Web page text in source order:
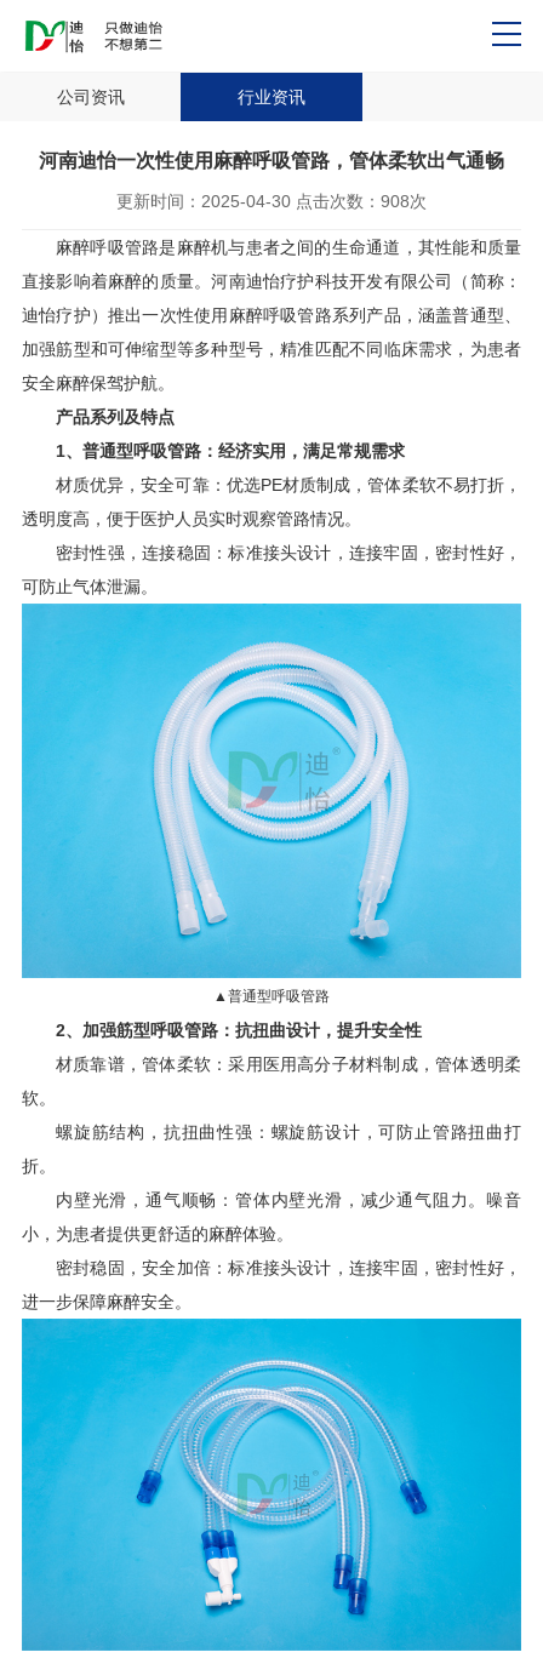
公司资讯 行业资讯
河南迪怡一次性使用麻醉呼吸管路，管体柔软出气通畅
更新时间： 2025-04-30 点击次数： 908次
麻醉呼吸管路是麻醉机与患者之间的生命通道，其性能和质量
直接影响着麻醉的质量。河南迪怡疗护科技开发有限公司（简称：
迪怡疗护）推出一次性使用麻醉呼吸管路系列产品，涵盖普通型、
加强筋型和可伸缩型等多种型号，精准匹配不同临床需求，为患者
安全麻醉保驾护航。
产品系列及特点
1、普通型呼吸管路：经济实用，满足常规需求
材质优异，安全可靠：优选PE材质制成，管体柔软不易打折，
透明度高，便于医护人员实时观察管路情况。
密封性强，连接稳固：标准接头设计，连接牢固，密封性好，
可防止气体泄漏。
▲普通型呼吸管路
2、加强筋型呼吸管路：抗扭曲设计，提升安全性
材质靠谱，管体柔软：采用医用高分子材料制成，管体透明柔
软。
螺旋筋结构，抗扭曲性强：螺旋筋设计，可防止管路扭曲打
折。
内壁光滑，通气顺畅：管体内壁光滑，减少通气阻力。噪音
小，为患者提供更舒适的麻醉体验。
密封稳固，安全加倍：标准接头设计，连接牢固，密封性好，
进一步保障麻醉安全。